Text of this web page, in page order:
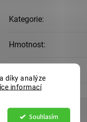
díky analýze
informací
Souhlasím
Kategorie:
Hmotnost: